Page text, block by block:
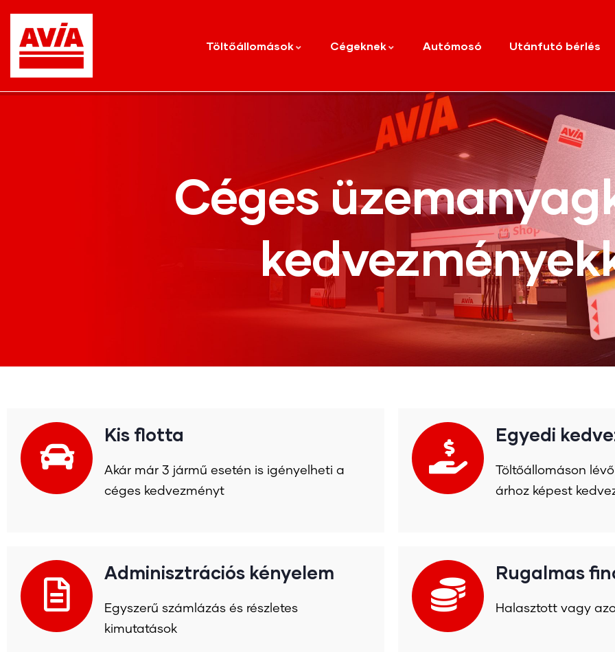
Töltőállomások Cégeknek Autómosó Utánfutó bérlés
Céges
Kis flotta
Akár már 3 jármű esetén is igényelheti a
céges kedvezményt
Egyedi
Töltőállomáson
árhoz képest
Adminisztrációs kényelem
Egyszerű számlázás és részletes
kimutatások
Rugalmas
Halasztott vagy